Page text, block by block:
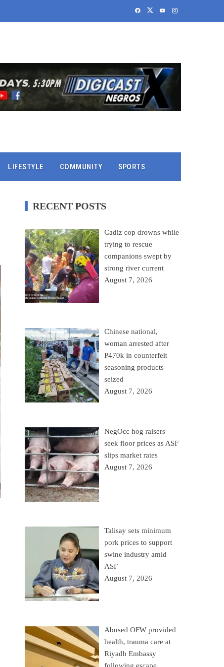
LIFESTYLE COMMUNITY SPORTS
RECENT POSTS
Cadiz cop drowns while
trying to rescue
companions swept by
strong river current
August 7, 2026
Chinese national,
woman arrested after
P470k in counterfeit
seasoning products
seized
August 7, 2026
NegOcc hog raisers
seek floor prices as ASF
slips market rates
August 7, 2026
Talisay sets minimum
pork prices to support
swine industry amid
ASF
August 7, 2026
Abused OFW provided
health, trauma care at
Riyadh Embassy